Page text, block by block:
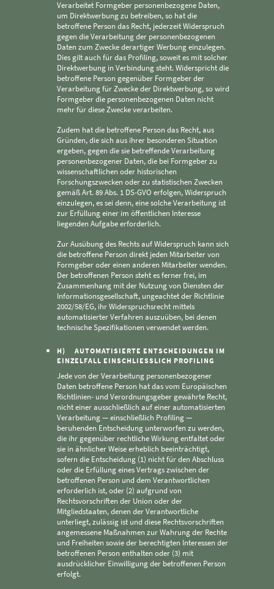
Verarbeitet Formgeber personenbezogene Daten,
um Direktwerbung zu betreiben, so hat die
betroffene Person das Recht, jederzeit Widerspruch
gegen die Verarbeitung der personenbezogenen
Daten zum Zwecke derartiger Werbung einzulegen.
Dies gilt auch für das Profiling, soweit es mit solcher
Direktwerbung in Verbindung steht. Widerspricht die
betroffene Person gegenüber Formgeber der
Verarbeitung für Zwecke der Direktwerbung, so wird
Formgeber die personenbezogenen Daten nicht
mehr für diese Zwecke verarbeiten.
Zudem hat die betroffene Person das Recht, aus
Gründen, die sich aus ihrer besonderen Situation
ergeben, gegen die sie betreffende Verarbeitung
personenbezogener Daten, die bei Formgeber zu
wissenschaftlichen oder historischen
Forschungszwecken oder zu statistischen Zwecken
gemäß Art. 89 Abs. 1 DS-GVO erfolgen, Widerspruch
einzulegen, es sei denn, eine solche Verarbeitung ist
zur Erfüllung einer im öffentlichen Interesse
liegenden Aufgabe erforderlich.
Zur Ausübung des Rechts auf Widerspruch kann sich
die betroffene Person direkt jeden Mitarbeiter von
Formgeber oder einen anderen Mitarbeiter wenden.
Der betroffenen Person steht es ferner frei, im
Zusammenhang mit der Nutzung von Diensten der
Informationsgesellschaft, ungeachtet der Richtlinie
2002/58/EG, ihr Widerspruchsrecht mittels
automatisierter Verfahren auszuüben, bei denen
technische Spezifikationen verwendet werden.
H) AUTOMATISIERTE ENTSCHEIDUNGEN IM
EINZELFALL EINSCHLIESSLICH PROFILING
Jede von der Verarbeitung personenbezogener
Daten betroffene Person hat das vom Europäischen
Richtlinien- und Verordnungsgeber gewährte Recht,
nicht einer ausschließlich auf einer automatisierten
Verarbeitung — einschließlich Profiling —
beruhenden Entscheidung unterworfen zu werden,
die ihr gegenüber rechtliche Wirkung entfaltet oder
sie in ähnlicher Weise erheblich beeinträchtigt,
sofern die Entscheidung (1) nicht für den Abschluss
oder die Erfüllung eines Vertrags zwischen der
betroffenen Person und dem Verantwortlichen
erforderlich ist, oder (2) aufgrund von
Rechtsvorschriften der Union oder der
Mitgliedstaaten, denen der Verantwortliche
unterliegt, zulässig ist und diese Rechtsvorschriften
angemessene Maßnahmen zur Wahrung der Rechte
und Freiheiten sowie der berechtigten Interessen der
betroffenen Person enthalten oder (3) mit
ausdrücklicher Einwilligung der betroffenen Person
erfolgt.